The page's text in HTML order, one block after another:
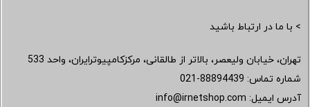
> با ما در ارتباط باشید
تهران، خیابان ولیعصر، بالاتر از طالقانی، مرکزکامپیوترایران، واحد 533
شماره تماس: 021-88894439
آدرس ایمیل: info@irnetshop.com